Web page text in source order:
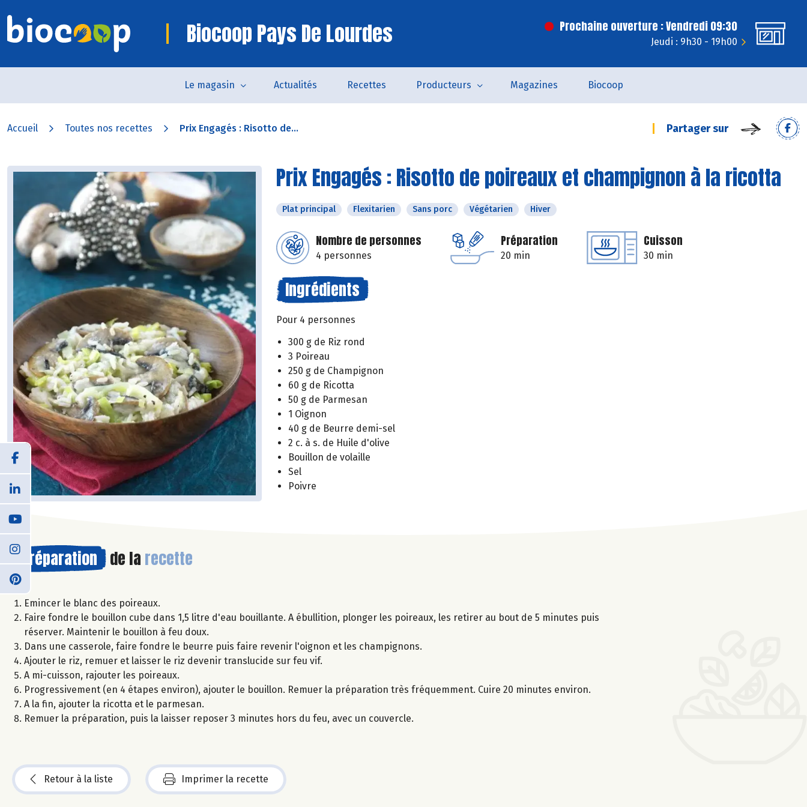
Biocoop Pays De Lourdes Prochaine ouverture : Vendredi 09:30
Jeudi : 9h30 - 19h00
Le magasin Actualités Recettes Producteurs Magazines Biocoop
Accueil Toutes nos recettes Prix Engagés : Risotto de... Partager sur
Prix Engagés : Risotto de poireaux et champignon à la ricotta
Plat principal Flexitarien Sans porc Végétarien Hiver
Nombre de personnes
4 personnes
Préparation
20 min
Cuisson
30 min
Ingrédients
Pour 4 personnes
300 g de Riz rond
3 Poireau
250 g de Champignon
60 g de Ricotta
50 g de Parmesan
1 Oignon
40 g de Beurre demi-sel
2 c. à s. de Huile d'olive
Bouillon de volaille
Sel
Poivre
Préparation de la recette
Emincer le blanc des poireaux.
Faire fondre le bouillon cube dans 1,5 litre d'eau bouillante. A ébullition, plonger les poireaux, les retirer au bout de 5 minutes puis
réserver. Maintenir le bouillon à feu doux.
Dans une casserole, faire fondre le beurre puis faire revenir l'oignon et les champignons.
Ajouter le riz, remuer et laisser le riz devenir translucide sur feu vif.
A mi-cuisson, rajouter les poireaux.
Progressivement (en 4 étapes environ), ajouter le bouillon. Remuer la préparation très fréquemment. Cuire 20 minutes environ.
A la fin, ajouter la ricotta et le parmesan.
Remuer la préparation, puis la laisser reposer 3 minutes hors du feu, avec un couvercle.
Retour à la liste Imprimer la recette